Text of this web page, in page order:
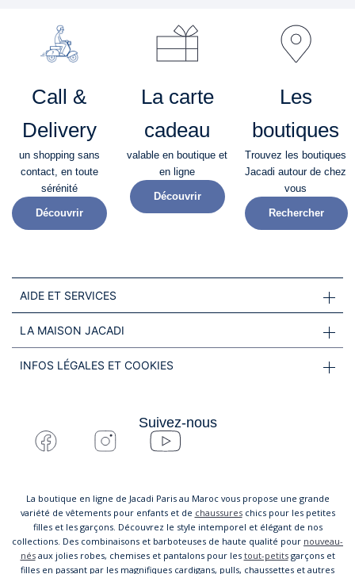
Call &
Delivery
un shopping sans
contact, en toute
sérénité​
Découvrir
La carte
cadeau
valable en boutique et
en ligne
Découvrir
Les
boutiques
Trouvez les boutiques
Jacadi autour de chez
vous
Rechercher
AIDE ET SERVICES
LA MAISON JACADI
INFOS LÉGALES ET COOKIES
Suivez-nous
La boutique en ligne de Jacadi Paris au Maroc vous propose une grande
variété de vêtements pour enfants et de chaussureschics pour les petites
filles et les garçons. Découvrez le style intemporel et élégant de nos
collections. Des combinaisons et barboteuses de haute qualité pour nouveau-
nésaux jolies robes, chemises et pantalons pour les tout-petitsgarçons et
filles en passant par les magnifiques cardigans, pulls, chaussettes et autres